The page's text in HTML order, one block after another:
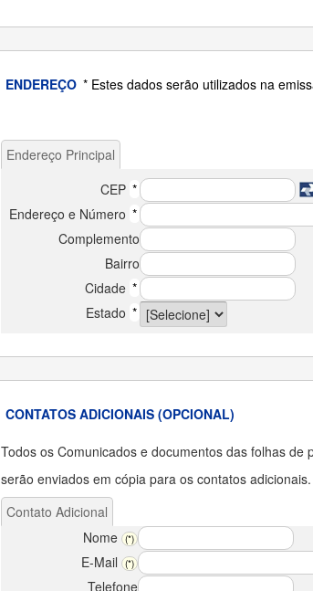
ENDEREÇO * Estes dados serão utilizados na
Endereço Principal
CEP *
Endereço e Número *
Complemento
Bairro
Cidade *
Estado *
CONTATOS ADICIONAIS (OPCIONAL)
Todos os Comunicados e documentos das folhas de
serão enviados em cópia para os contatos adicionais.
Contato Adicional
Nome (*)
E-Mail (*)
Telefone